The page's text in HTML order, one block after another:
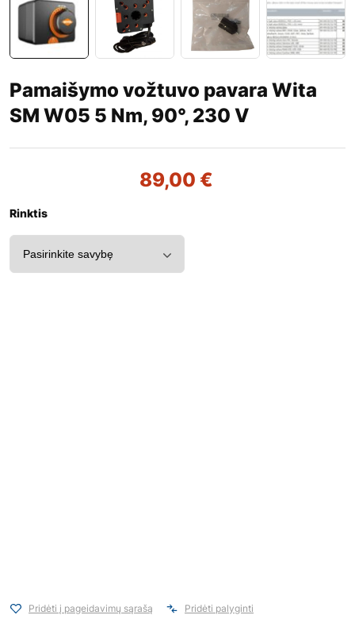
Pamaišymo vožtuvo pavara Wita
SM W05 5 Nm, 90°, 230 V
89,00 €
Rinktis
Pridėti į pageidavimų sąrašą Pridėti palyginti